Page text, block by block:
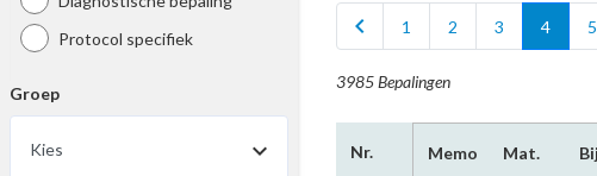
Protocol specifiek
Groep
Kies
chevron_left
1 2 3 4 5
3985 Bepalingen
Nr. Memo Mat.